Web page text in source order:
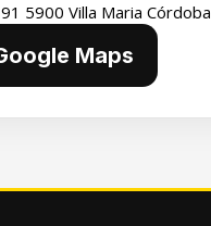
5900 Villa Maria Córdoba
Maps